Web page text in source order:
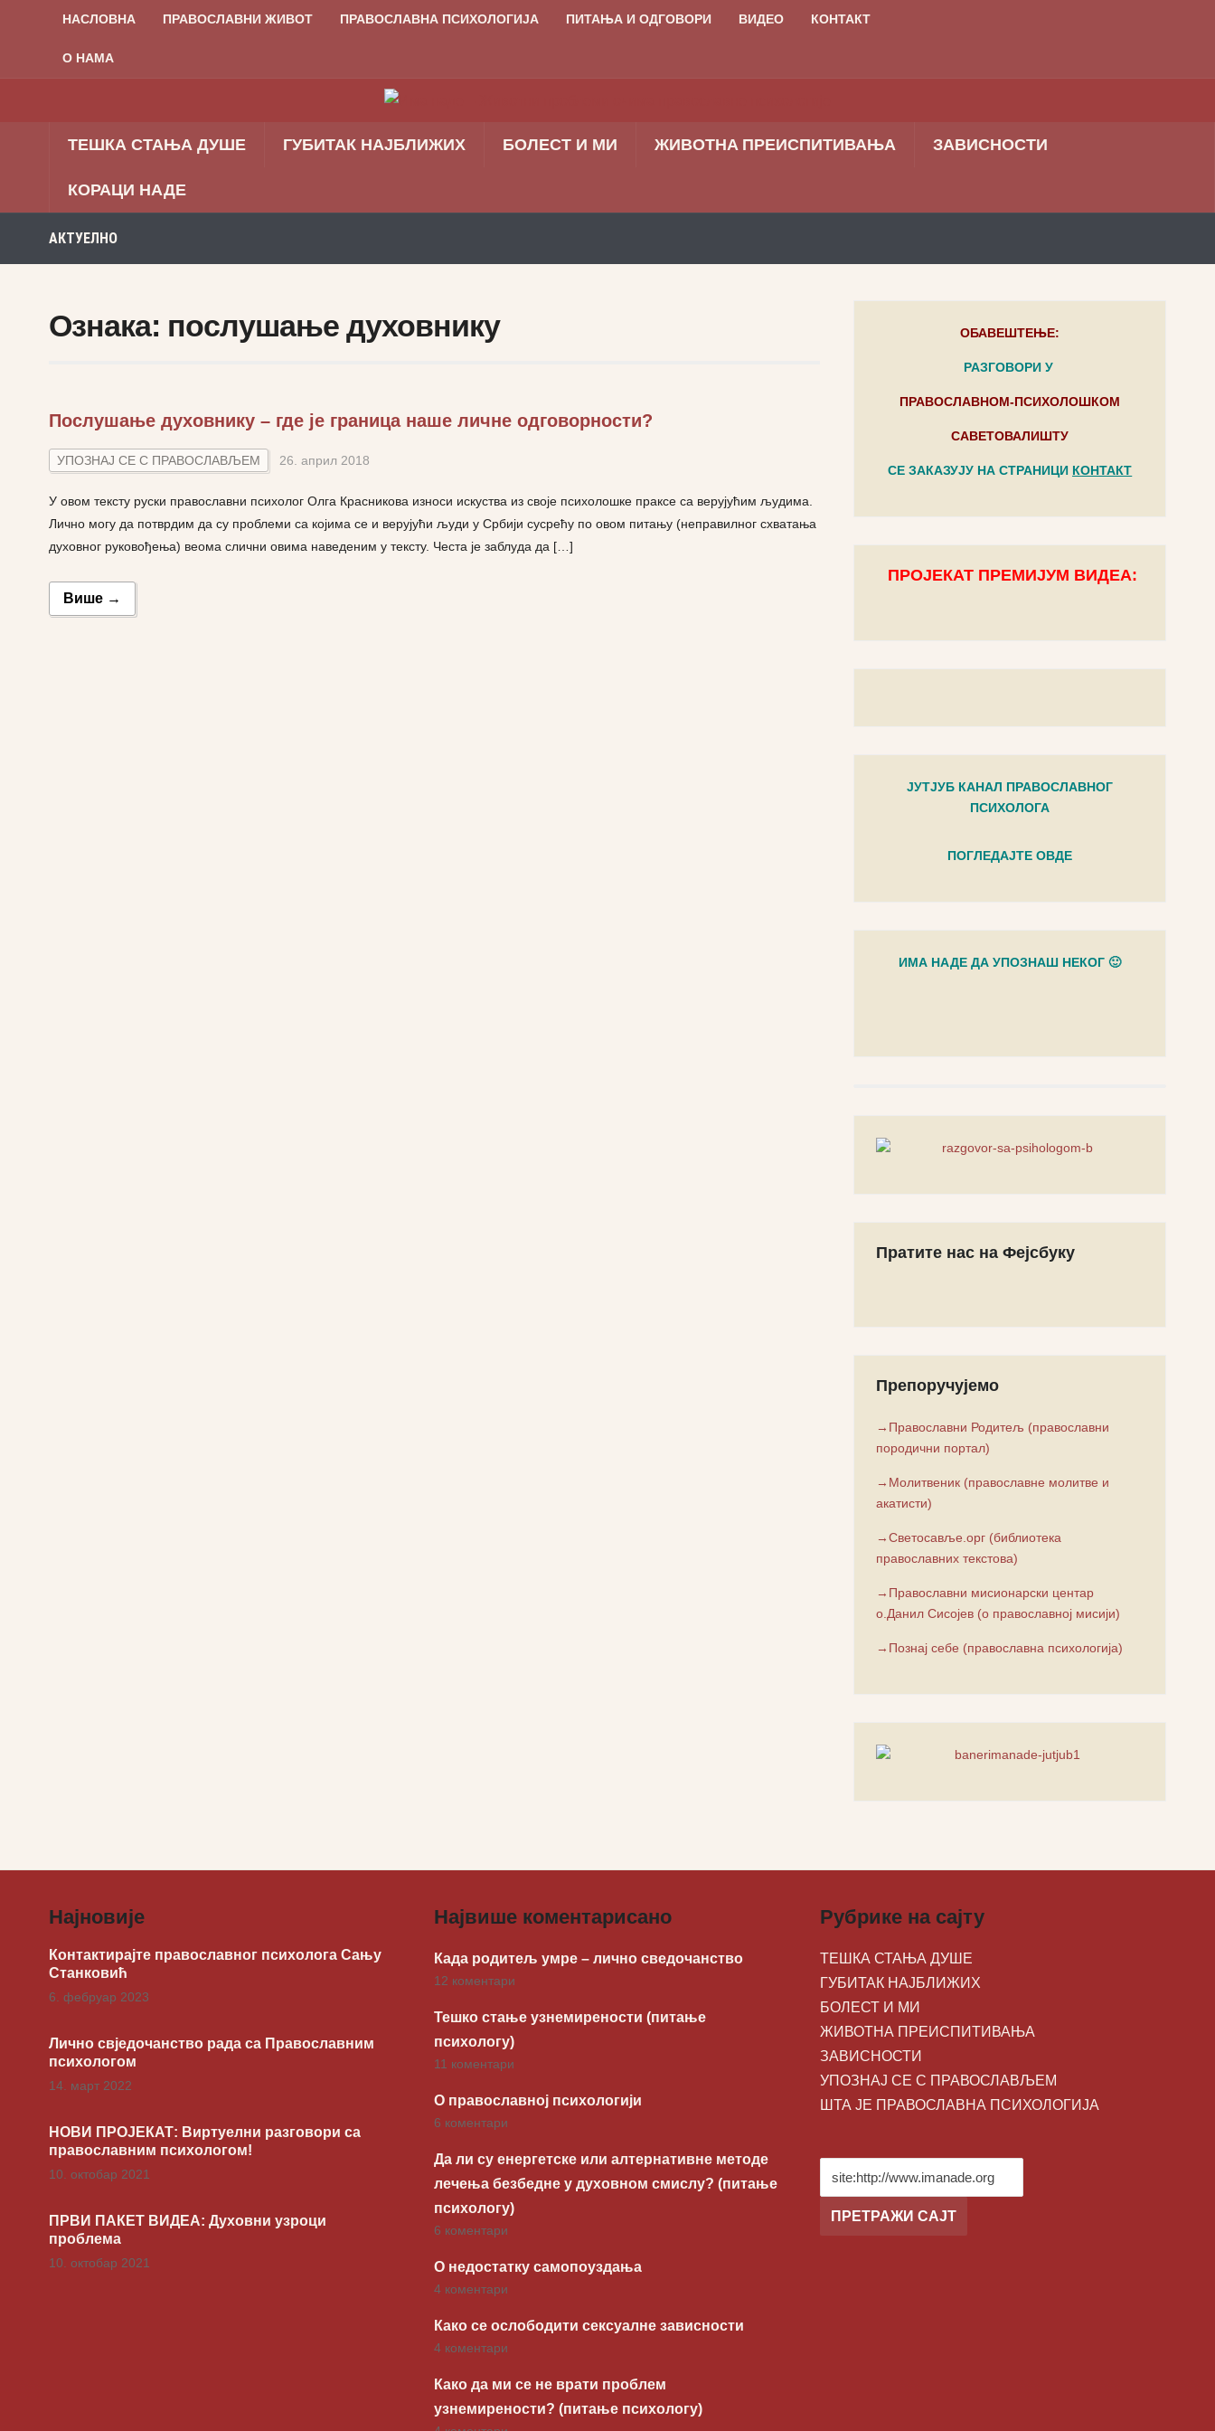
НАСЛОВНА ПРАВОСЛАВНИ ЖИВОТ ПРАВОСЛАВНА ПСИХОЛОГИЈА ПИТАЊА И ОДГОВОРИ ВИДЕО КОНТАКТ
О НАМА
ТЕШКА СТАЊА ДУШЕ ГУБИТАК НАЈБЛИЖИХ БОЛЕСТ И МИ ЖИВОТНA ПРЕИСПИТИВАЊА ЗАВИСНОСТИ
КОРАЦИ НАДЕ
АКТУЕЛНО
Ознака: послушање духовнику
Послушање духовнику – где је граница наше личне одговорности?
УПОЗНАЈ СЕ С ПРАВОСЛАВЉЕМ 26. април 2018
У овом тексту руски православни психолог Олга Красникова износи искуства из своје психолошке праксе са верујућим људима.
Лично могу да потврдим да су проблеми са којима се и верујући људи у Србији сусрећу по овом питању (неправилног схватања
духовног руковођења) веома слични овима наведеним у тексту. Честа је заблуда да […]
Више →
ОБАВЕШТЕЊЕ:
РАЗГОВОРИ У
ПРАВОСЛАВНОМ-ПСИХОЛОШКОМ
САВЕТОВАЛИШТУ
СЕ ЗАКАЗУЈУ НА СТРАНИЦИ КОНТАКТ
ПРОЈЕКАТ ПРЕМИЈУМ ВИДЕА:
ЈУТЈУБ КАНАЛ ПРАВОСЛАВНОГ
ПСИХОЛОГА
ПОГЛЕДАЈТЕ ОВДЕ
ИМА НАДЕ ДА УПОЗНАШ НЕКОГ 🙂
Пратите нас на Фејсбуку
Препоручујемо
→Православни Родитељ (православни
породични портал)
→Молитвеник (православне молитве и
акатисти)
→Светосавље.орг (библиотека
православних текстова)
→Православни мисионарски центар
о.Данил Сисојев (о православној мисији)
→Познај себе (православна психологија)
Најновије
Контактирајте православног психолога Сању
Станковић
6. фебруар 2023
Лично свједочанство рада са Православним
психологом
14. март 2022
НОВИ ПРОЈЕКАТ: Виртуелни разговори са
православним психологом!
10. октобар 2021
ПРВИ ПАКЕТ ВИДЕА: Духовни узроци
проблема
10. октобар 2021
Највише коментарисано
Када родитељ умре – лично сведочанство
12 коментари
Тешко стање узнемирености (питање
психологу)
11 коментари
О православној психологији
6 коментари
Да ли су енергетске или алтернативне методе
лечења безбедне у духовном смислу? (питање
психологу)
6 коментари
О недостатку самопоуздања
4 коментари
Како се ослободити сексуалне зависности
4 коментари
Како да ми се не врати проблем
узнемирености? (питање психологу)
Рубрике на сајту
ТЕШКА СТАЊА ДУШЕ
ГУБИТАК НАЈБЛИЖИХ
БОЛЕСТ И МИ
ЖИВОТНA ПРЕИСПИТИВАЊА
ЗАВИСНОСТИ
УПОЗНАЈ СЕ С ПРАВОСЛАВЉЕМ
ШТА ЈЕ ПРАВОСЛАВНА ПСИХОЛОГИЈА